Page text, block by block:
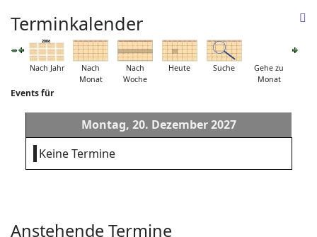
Terminkalender
Nach Jahr
Nach
Monat
Nach
Woche
Heute Suche
Gehe zu
Monat
Events für
Montag, 20. Dezember 2027
Keine Termine
Anstehende Termine